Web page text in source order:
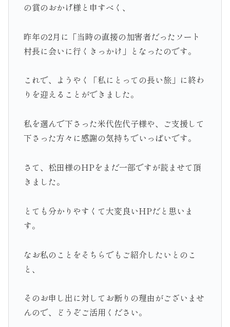
の賞のおかげ様と申すべく、
昨年の2月に「当時の直接の加害者だったソート
村長に会いに行くきっかけ」となったのです。
これで、ようやく「私にとっての長い旅」に終わ
りを迎えることができました。
私を選んで下さった米代佐代子様や、ご支援して
下さった方々に感謝の気持ちでいっぱいです。
さて、松田様のHPをまだ一部ですが読ませて頂
きました。
とても分かりやすくて大変良いHPだと思いま
す。
なお私のことをそちらでもご紹介したいとのこ
と、
そのお申し出に対してお断りの理由がございませ
んので、どうぞご活用ください。